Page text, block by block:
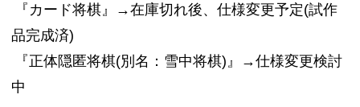
『カード将棋』→在庫切れ後、仕様変更予定(試作
品完成済)
『正体隠匿将棋(別名：雪中将棋)』→仕様変更検討
中